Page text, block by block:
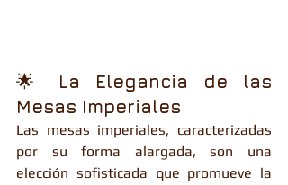
🌟 La Elegancia de las
Mesas Imperiales
Las mesas imperiales, caracterizadas
por su forma alargada, son una
elección sofisticada que promueve la